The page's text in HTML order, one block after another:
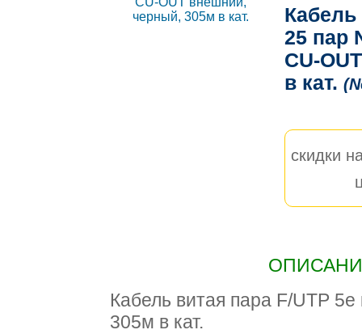
Кабель
25 пар
CU-
в кат.
скидки
Кабель витая пара F/UTP
305м в кат.